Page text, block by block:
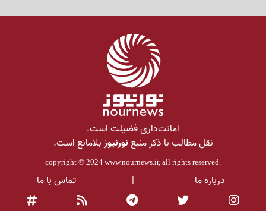
امانت‌داری فضیلت است.
نقل مطالب با ذکر منبعنورنیوزبلامانع است.
copyright © 2024 www.nournews.ir, all rights reserved.
درباره ما | تماس با ما